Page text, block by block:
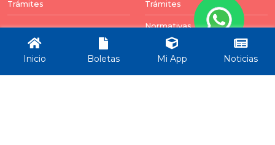
Trámites Trámites
Normativas
Balances
Newsletter
Inicio Boletas Mi App Noticias